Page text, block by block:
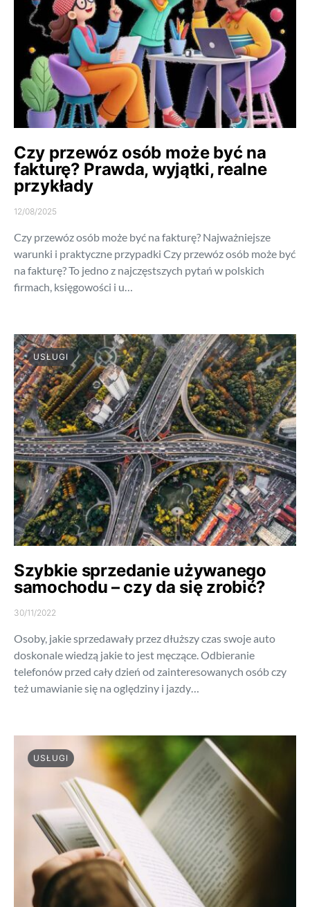
Czy przewóz osób może być na
fakturę? Prawda, wyjątki, realne
przykłady
12/08/2025
Czy przewóz osób może być na fakturę? Najważniejsze
warunki i praktyczne przypadki Czy przewóz osób może być
na fakturę? To jedno z najczęstszych pytań w polskich
firmach, księgowości i u…
USŁUGI
Szybkie sprzedanie używanego
samochodu – czy da się zrobić?
30/11/2022
Osoby, jakie sprzedawały przez dłuższy czas swoje auto
doskonale wiedzą jakie to jest męczące. Odbieranie
telefonów przed cały dzień od zainteresowanych osób czy
też umawianie się na oględziny i jazdy…
USŁUGI